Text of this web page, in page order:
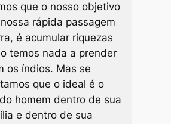
que o nosso objetivo
rápida passagem
é acumular riquezas
temos nada a prender
os índios. Mas se
que o ideal é o
homem dentro de sua
e dentro de sua